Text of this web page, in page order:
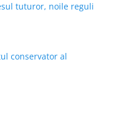
tuturor, noile reguli
conservator al